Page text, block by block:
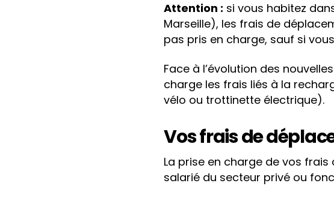
Attention : si vous habitez
Marseille), les frais de
pas pris en charge, sauf si
Face à l’évolution des
charge les frais liés à la
vélo ou trottinette électrique).
Vos frais de
La prise en charge de vos
salarié du secteur privé ou